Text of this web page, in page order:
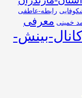
رابطه-عاطفی
خمینی معرفی
بینش-